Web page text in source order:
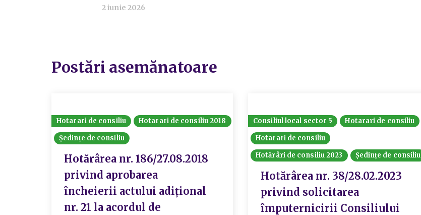
2 iunie 2026
Postări asemănatoare
Hotarari de consiliu
Hotarari de consiliu 2018
Ședințe de consiliu
Hotărârea nr. 186/27.08.2018
privind aprobarea
încheierii actului adițional
nr. 21 la acordul de
Consiliul local sector 5
Hotarari de consiliu
Hotarari de consiliu
Hotărâri de consiliu 2023
Ședințe de consiliu
Hotărârea nr. 38/28.02.2023
privind solicitarea
împuternicirii Consiliului